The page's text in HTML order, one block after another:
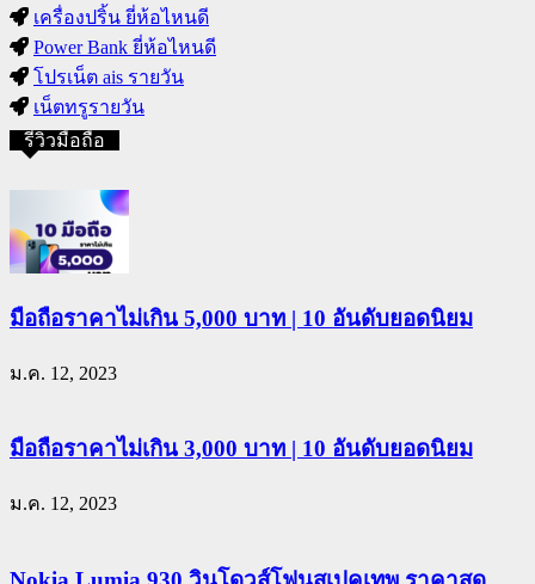
เครื่องปริ้น ยี่ห้อไหนดี
Power Bank ยี่ห้อไหนดี
โปรเน็ต ais รายวัน
เน็ตทรูรายวัน
รีวิวมือถือ
มือถือราคาไม่เกิน 5,000 บาท | 10 อันดับยอดนิยม
ม.ค. 12, 2023
มือถือราคาไม่เกิน 3,000 บาท | 10 อันดับยอดนิยม
ม.ค. 12, 2023